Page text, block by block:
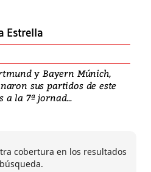
Estrella
y Bayern Múnich,
sus partidos de este
a la 7ª jornad...
cobertura en los resultados